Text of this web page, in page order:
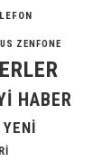
ZENFONE
HABER
YENI